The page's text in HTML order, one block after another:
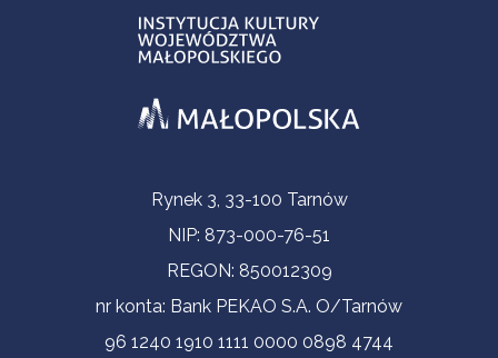
Informacje kontaktoweRynek 3, 33-100 Tarnów
NIP: 873-000-76-51
REGON: 850012309
nr konta: Bank PEKAO S.A. O/Tarnów
96 1240 1910 1111 0000 0898 4744